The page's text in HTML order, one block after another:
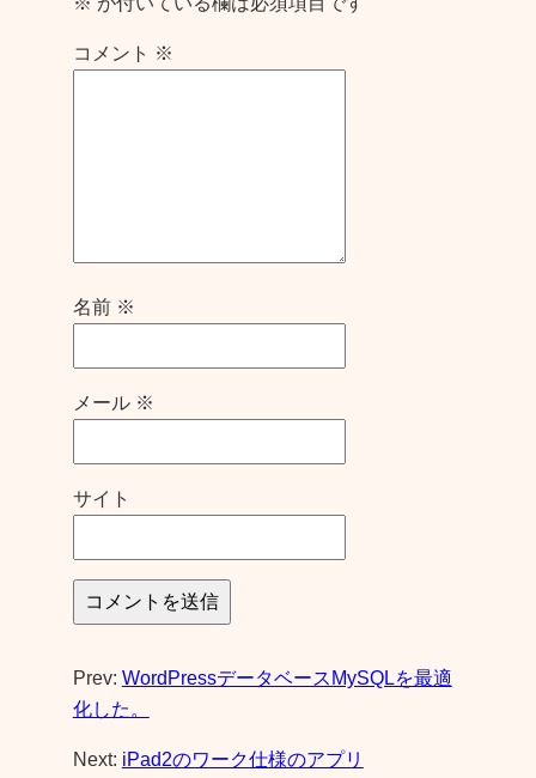
コメント ※
名前 ※
メール ※
サイト
Prev: WordPressデータベースMySQLを最適
化した。
Next: iPad2のワーク仕様のアプリ